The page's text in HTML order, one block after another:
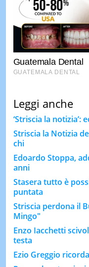
Leggi anche
‘Striscia la notizia’:
Striscia la Notizia
chi
Edoardo Stoppa,
anni
Stasera tutto è
puntata
Striscia perdona il
Mingo"
Enzo Iacchetti
testa
Ezio Greggio